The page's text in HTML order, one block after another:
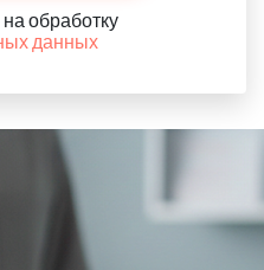
обработку
данных